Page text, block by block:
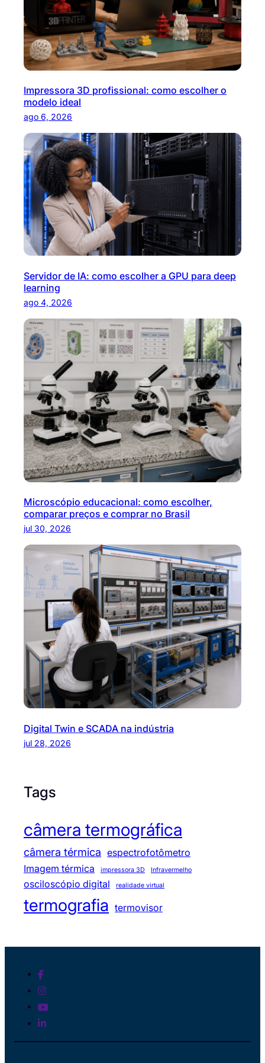
Impressora 3D profissional: como escolher o
modelo ideal
ago 6, 2026
Servidor de IA: como escolher a GPU para deep
learning
ago 4, 2026
Microscópio educacional: como escolher,
comparar preços e comprar no Brasil
jul 30, 2026
Digital Twin e SCADA na indústria
jul 28, 2026
Tags
câmera termográfica
câmera térmica espectrofotômetro
Imagem térmica
impressora 3D Infravermelho
osciloscópio digital realidade virtual
termografia termovisor